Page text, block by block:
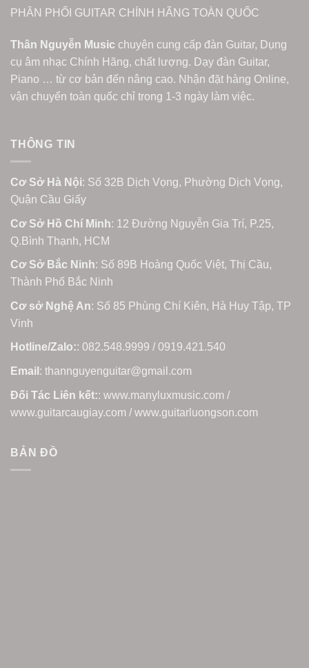
PHÂN PHỐI GUITAR CHÍNH HÃNG TOÀN QUỐC
Thân Nguyễn Music chuyên cung cấp đàn Guitar, Dụng
cụ âm nhạc Chính Hãng, chất lượng. Dạy đàn Guitar,
Piano … từ cơ bản đến nâng cao. Nhận đặt hàng Online,
vận chuyển toàn quốc chỉ trong 1-3 ngày làm việc.
THÔNG TIN
Cơ Sở Hà Nội: Số 32B Dịch Vọng, Phường Dịch Vọng,
Quận Cầu Giấy
Cơ Sở Hồ Chí Minh: 12 Đường Nguyễn Gia Trí, P.25,
Q.Bình Thạnh, HCM
Cơ Sở Bắc Ninh: Số 89B Hoàng Quốc Việt, Thị Cầu,
Thành Phố Bắc Ninh
Cơ sở Nghệ An: Số 85 Phùng Chí Kiên, Hà Huy Tập, TP
Vinh
Hotline/Zalo:: 082.548.9999 / 0919.421.540
Email : thannguyenguitar@gmail.com
Đối Tác Liên kết:: www.manyluxmusic.com /
www.guitarcaugiay.com / www.guitarluongson.com
BẢN ĐỒ